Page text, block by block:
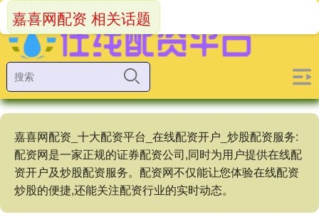
嘉喜网配资_十大配资平台_在线配资开户_炒股配资服务:
配资网是一家正规的证券配资公司,同时为用户提供在线配
资开户及炒股配资服务。配资网不仅能让您体验在线配资
炒股的便捷,还能关注配资行业的实时动态。
嘉喜网配资 相关话题